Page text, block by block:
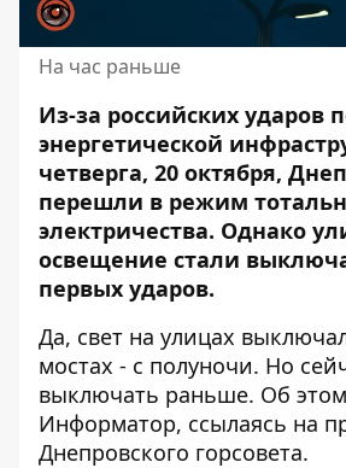
На час раньше
Из-за российских ударов
энергетической
четверга, 20 октября,
перешли в режим
электричества. Однако
освещение стали
первых ударов.
Да, свет на улицах
мостах - с полуночи. Но
выключать раньше. Об
Информатор, ссылаясь на
Днепровского горсовета.